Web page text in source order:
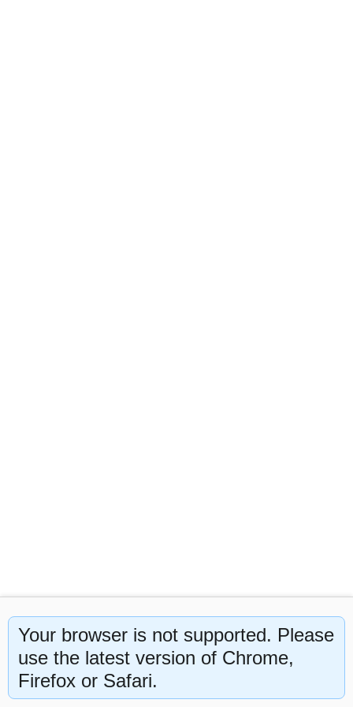
Этот сайт использует cookie. нажимая "Принять", вы
соглашаетесь на использование файлов cookie в
соответствии сПолитикой конфиденциальности
Отклонить Принять
Your browser is not supported. Please
use the latest version of Chrome,
Firefox or Safari.